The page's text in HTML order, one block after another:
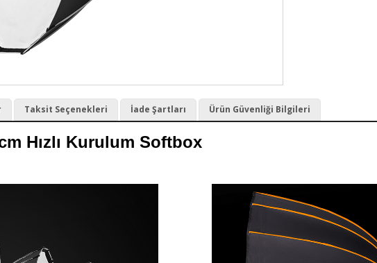
Taksit Seçenekleri İade Şartları Ürün Güvenliği Bilgileri
Hızlı Kurulum Softbox